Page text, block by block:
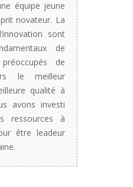
équipe jeune
novateur. La
sont
de
de
le meilleur
qualité à
avons investi
ressources à
être leadeur